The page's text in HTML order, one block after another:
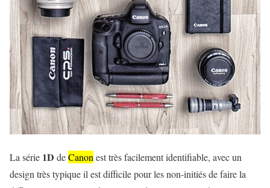
La série 1D deCanon est très facilement identifiable, avec un
design très typique il est difficile pour les non-initiés de faire la